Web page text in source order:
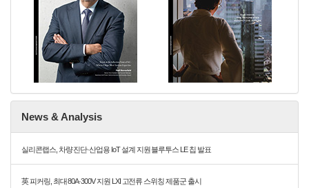
News & Analysis
실리콘랩스, 차량 진단·산업용 IoT 설계 지원 블루투스 LE 칩 발표
英 피커링, 최대 80A·300V 지원 LXI 고전류 스위칭 제품군 출시